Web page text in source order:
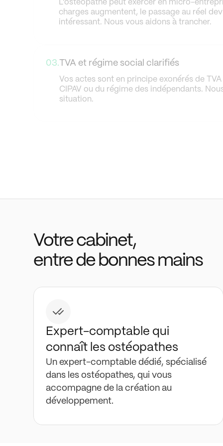
L’ostéopathe peut exercer en micro-
charges augmentent, le passage au réel
intéressant. Nous vous aidons à trancher.
03.TVA et régime social clarifiés
Vos actes sont en principe exonérés de
CIPAV ou du régime des indépendants.
situation.
Votre cabinet,
entre de bonnes mains
Expert-comptable qui
connaît les ostéopathes
Un expert-comptable dédié, spécialisé
dans les ostéopathes, qui vous
accompagne de la création au
développement.